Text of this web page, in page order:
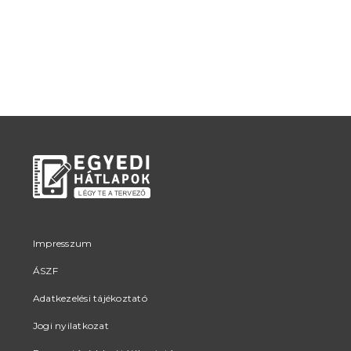
Impresszum
ÁSZF
Adatkezelési tájékoztató
Jogi nyilatkozat